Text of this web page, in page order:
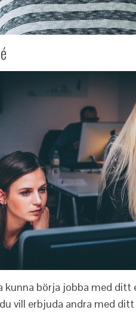
kunna börja jobba med ditt
vill erbjuda andra med